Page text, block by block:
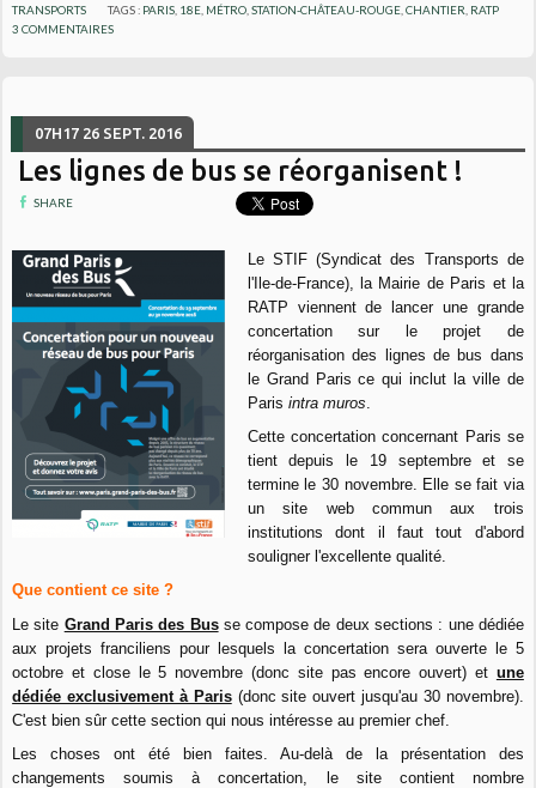
TRANSPORTS
TAGS : PARIS 18E MÉTRO ,STATION-CHÂTEAU-ROUGE ,CHANTIER RATP
3 COMMENTAIRES
07H17 26 SEPT. 2016
Les lignes de bus se réorganisent !
SHARE
Le STIF (Syndicat des Transports de
l'Ile-de-France), la Mairie de Paris et la
RATP viennent de lancer une grande
concertation sur le projet de
réorganisation des lignes de bus dans
le Grand Paris ce qui inclut la ville de
Paris intra muros.
Cette concertation concernant Paris se
tient depuis le 19 septembre et se
termine le 30 novembre. Elle se fait via
un site web commun aux trois
institutions dont il faut tout d'abord
souligner l'excellente qualité.
Que contient ce site ?
Le site Grand Paris des Busse compose de deux sections : une dédiée
aux projets franciliens pour lesquels la concertation sera ouverte le 5
octobre et close le 5 novembre (donc site pas encore ouvert) et une
dédiée exclusivement à Paris (donc site ouvert jusqu'au 30 novembre).
C'est bien sûr cette section qui nous intéresse au premier chef.
Les choses ont été bien faites. Au-delà de la présentation des
changements soumis à concertation, le site contient nombre